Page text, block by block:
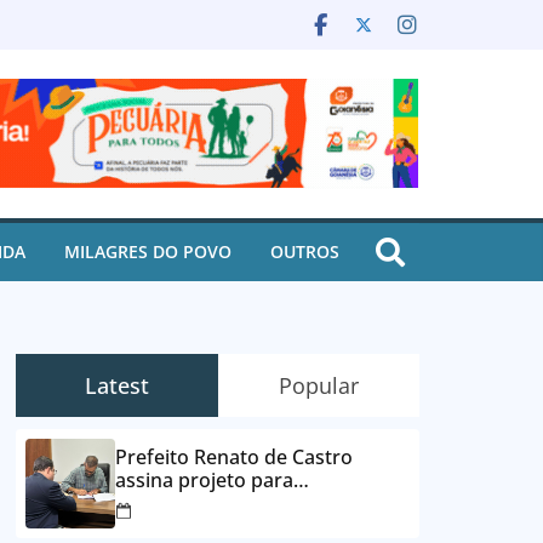
MILAGRES DO POVO OUTROS
Latest Popular
Prefeito Renato de Castro
assina projeto para
desbloqueio de contas e
parcelamento de dívidas em até